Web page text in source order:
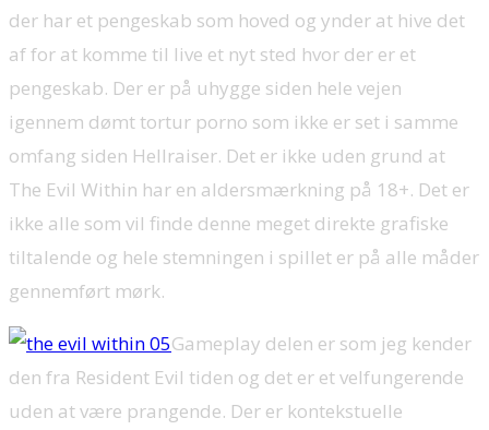
der har et pengeskab som hoved og ynder at hive det
af for at komme til live et nyt sted hvor der er et
pengeskab. Der er på uhygge siden hele vejen
igennem dømt tortur porno som ikke er set i samme
omfang siden Hellraiser. Det er ikke uden grund at
The Evil Within har en aldersmærkning på 18+. Det er
ikke alle som vil finde denne meget direkte grafiske
tiltalende og hele stemningen i spillet er på alle måder
gennemført mørk.
Gameplay delen er som jeg kender
den fra Resident Evil tiden og det er et velfungerende
uden at være prangende. Der er kontekstuelle